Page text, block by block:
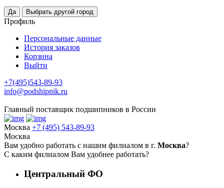
Профиль
Персональные данные
История заказов
Корзина
Выйти
+7(495)543-89-93
info@podshipnik.ru
Главный поставщик подшипников в России
Москва +7 (495) 543-89-93
Москва
Вам удобно работать с нашим филиалом в г. Москва?
С каким филиалом Вам удобнее работать?
Центральный ФО